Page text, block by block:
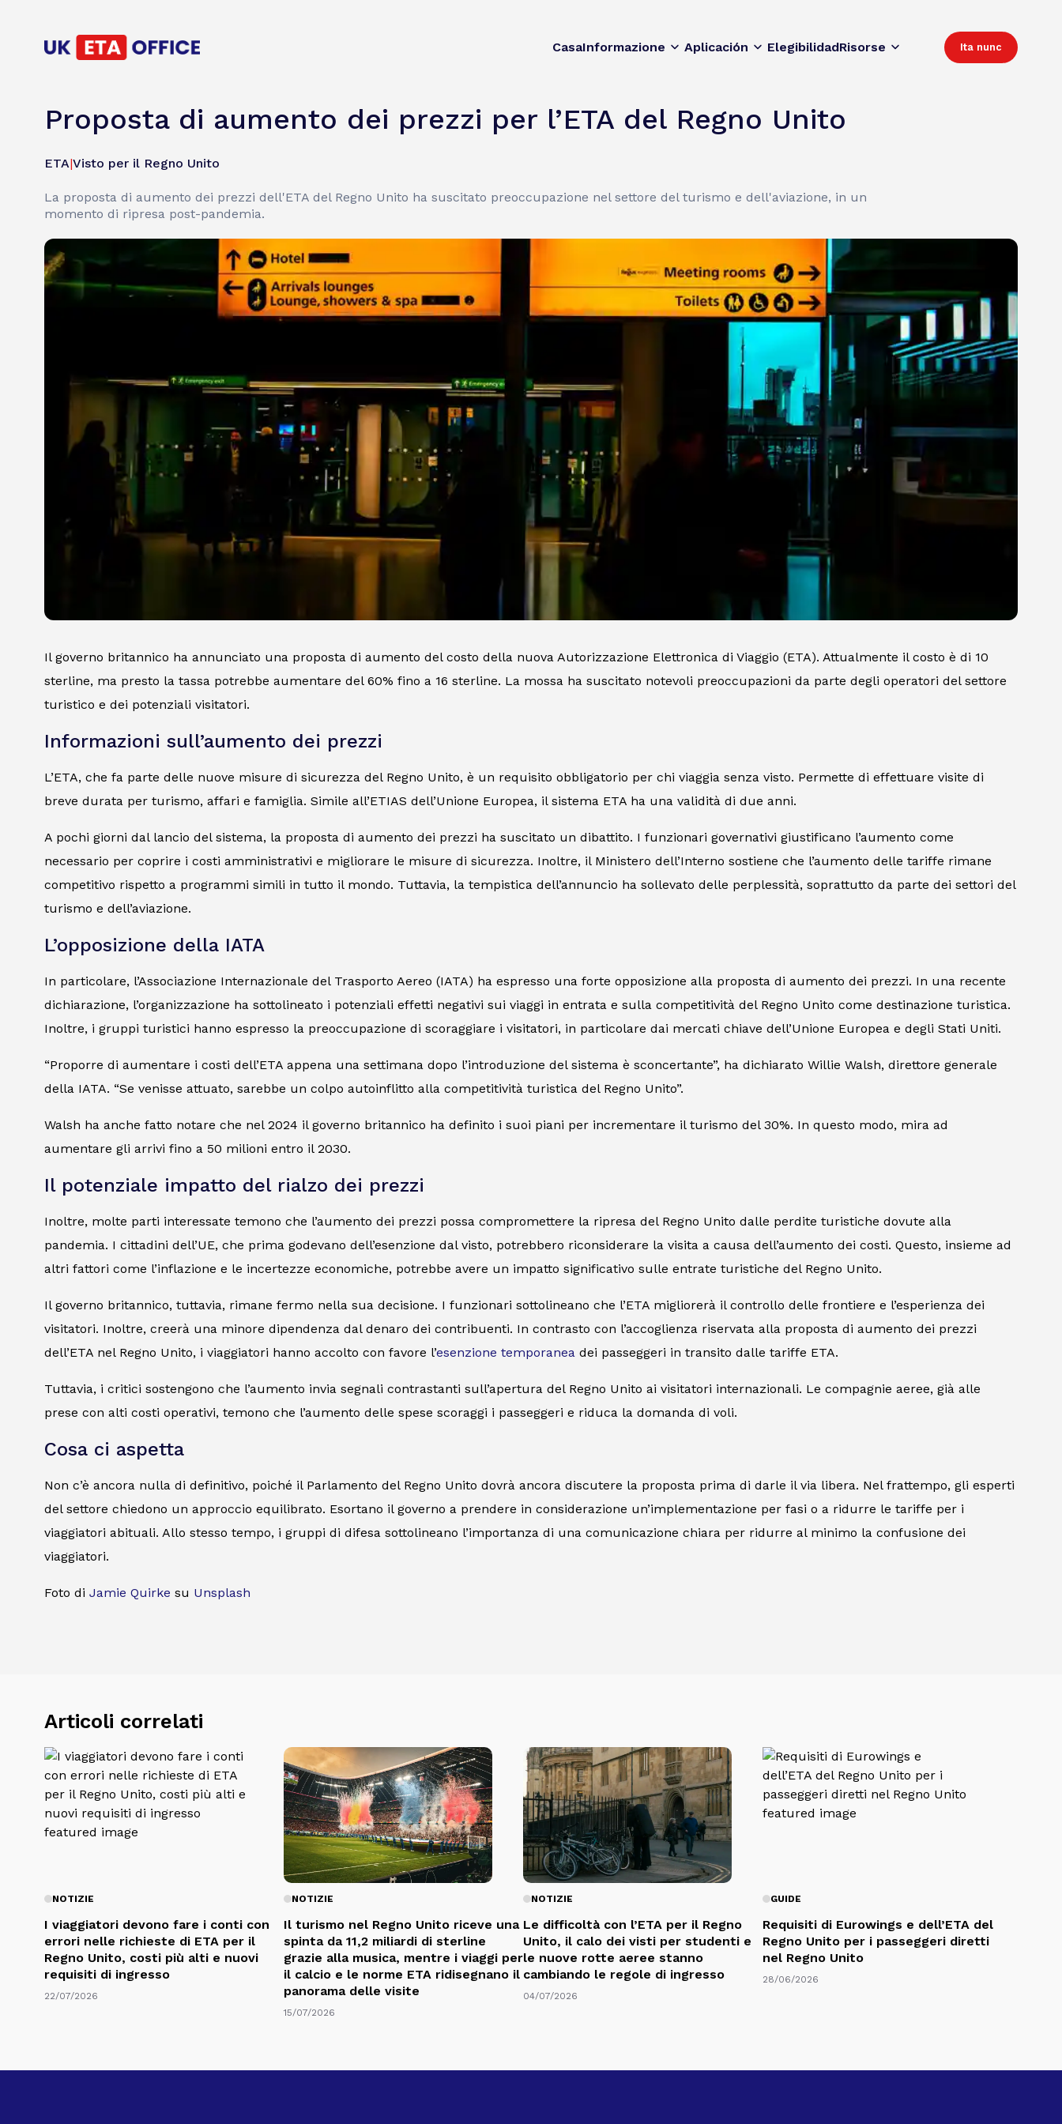
CasaInformazione Aplicación ElegibilidadRisorse Ita nunc
Proposta di aumento dei prezzi per l’ETA del Regno Unito
ETA|Visto per il Regno Unito
La proposta di aumento dei prezzi dell'ETA del Regno Unito ha suscitato preoccupazione nel settore del turismo e dell'aviazione, in un
momento di ripresa post-pandemia.
Il governo britannico ha annunciato una proposta di aumento del costo della nuova Autorizzazione Elettronica di Viaggio (ETA). Attualmente il costo è di 10
sterline, ma presto la tassa potrebbe aumentare del 60% fino a 16 sterline. La mossa ha suscitato notevoli preoccupazioni da parte degli operatori del settore
turistico e dei potenziali visitatori.
Informazioni sull’aumento dei prezzi
L’ETA, che fa parte delle nuove misure di sicurezza del Regno Unito, è un requisito obbligatorio per chi viaggia senza visto. Permette di effettuare visite di
breve durata per turismo, affari e famiglia. Simile all’ETIAS dell’Unione Europea, il sistema ETA ha una validità di due anni.
A pochi giorni dal lancio del sistema, la proposta di aumento dei prezzi ha suscitato un dibattito. I funzionari governativi giustificano l’aumento come
necessario per coprire i costi amministrativi e migliorare le misure di sicurezza. Inoltre, il Ministero dell’Interno sostiene che l’aumento delle tariffe rimane
competitivo rispetto a programmi simili in tutto il mondo. Tuttavia, la tempistica dell’annuncio ha sollevato delle perplessità, soprattutto da parte dei settori del
turismo e dell’aviazione.
L’opposizione della IATA
In particolare, l’Associazione Internazionale del Trasporto Aereo (IATA) ha espresso una forte opposizione alla proposta di aumento dei prezzi. In una recente
dichiarazione, l’organizzazione ha sottolineato i potenziali effetti negativi sui viaggi in entrata e sulla competitività del Regno Unito come destinazione turistica.
Inoltre, i gruppi turistici hanno espresso la preoccupazione di scoraggiare i visitatori, in particolare dai mercati chiave dell’Unione Europea e degli Stati Uniti.
“Proporre di aumentare i costi dell’ETA appena una settimana dopo l’introduzione del sistema è sconcertante”, ha dichiarato Willie Walsh, direttore generale
della IATA. “Se venisse attuato, sarebbe un colpo autoinflitto alla competitività turistica del Regno Unito”.
Walsh ha anche fatto notare che nel 2024 il governo britannico ha definito i suoi piani per incrementare il turismo del 30%. In questo modo, mira ad
aumentare gli arrivi fino a 50 milioni entro il 2030.
Il potenziale impatto del rialzo dei prezzi
Inoltre, molte parti interessate temono che l’aumento dei prezzi possa compromettere la ripresa del Regno Unito dalle perdite turistiche dovute alla
pandemia. I cittadini dell’UE, che prima godevano dell’esenzione dal visto, potrebbero riconsiderare la visita a causa dell’aumento dei costi. Questo, insieme ad
altri fattori come l’inflazione e le incertezze economiche, potrebbe avere un impatto significativo sulle entrate turistiche del Regno Unito.
Il governo britannico, tuttavia, rimane fermo nella sua decisione. I funzionari sottolineano che l’ETA migliorerà il controllo delle frontiere e l’esperienza dei
visitatori. Inoltre, creerà una minore dipendenza dal denaro dei contribuenti. In contrasto con l’accoglienza riservata alla proposta di aumento dei prezzi
dell’ETA nel Regno Unito, i viaggiatori hanno accolto con favore l’esenzione temporanea dei passeggeri in transito dalle tariffe ETA.
Tuttavia, i critici sostengono che l’aumento invia segnali contrastanti sull’apertura del Regno Unito ai visitatori internazionali. Le compagnie aeree, già alle
prese con alti costi operativi, temono che l’aumento delle spese scoraggi i passeggeri e riduca la domanda di voli.
Cosa ci aspetta
Non c’è ancora nulla di definitivo, poiché il Parlamento del Regno Unito dovrà ancora discutere la proposta prima di darle il via libera. Nel frattempo, gli esperti
del settore chiedono un approccio equilibrato. Esortano il governo a prendere in considerazione un’implementazione per fasi o a ridurre le tariffe per i
viaggiatori abituali. Allo stesso tempo, i gruppi di difesa sottolineano l’importanza di una comunicazione chiara per ridurre al minimo la confusione dei
viaggiatori.
Foto di Jamie Quirke su Unsplash
Articoli correlati
NOTIZIE
I viaggiatori devono fare i conti con
errori nelle richieste di ETA per il
Regno Unito, costi più alti e nuovi
requisiti di ingresso
22/07/2026
NOTIZIE
Il turismo nel Regno Unito riceve una
spinta da 11,2 miliardi di sterline
grazie alla musica, mentre i viaggi per
il calcio e le norme ETA ridisegnano il
panorama delle visite
15/07/2026
NOTIZIE
Le difficoltà con l’ETA per il Regno
Unito, il calo dei visti per studenti e
le nuove rotte aeree stanno
cambiando le regole di ingresso
04/07/2026
GUIDE
Requisiti di Eurowings e dell’ETA del
Regno Unito per i passeggeri diretti
nel Regno Unito
28/06/2026